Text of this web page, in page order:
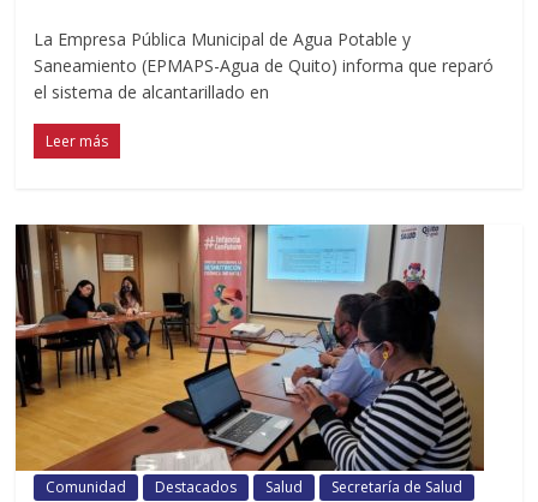
La Empresa Pública Municipal de Agua Potable y
Saneamiento (EPMAPS-Agua de Quito) informa que reparó
el sistema de alcantarillado en
Leer más
Comunidad Destacados Salud Secretaría de Salud